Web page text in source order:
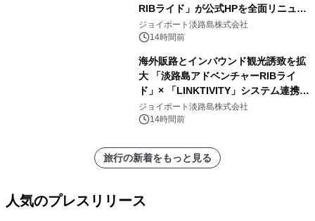
RIBライド」が公式HPを全面リニュー
アル！ ～スマホで即予約完了の「スマ
ート設計」へ刷新～
ジョイポート淡路島株式会社
14時間前
海外販路とインバウンド観光誘致を拡
大 「淡路島アドベンチャーRIBライ
ド」× 「LINKTIVITY」システム連携を
開始！
ジョイポート淡路島株式会社
14時間前
旅行の新着をもっと見る
人気のプレスリリース